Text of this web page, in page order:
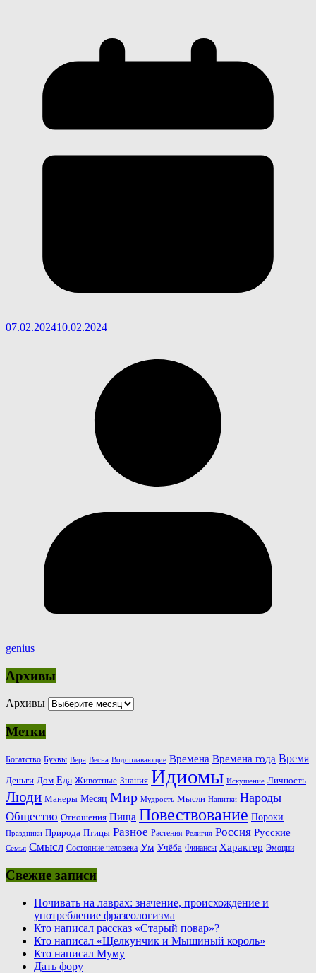
07.02.202410.02.2024
genius
Архивы
Архивы
Метки
Богатство Буквы Вера Весна Водоплавающие Времена Времена года Время
Деньги Дом Еда Животные Знания Идиомы Искушение Личность
Люди Манеры Месяц Мир Мудрость Мысли Напитки Народы
Общество Отношения Пища Повествование Пороки
Праздники Природа Птицы Разное Растения Религия Россия Русские
Семья Смысл Состояние человека Ум Учёба Финансы Характер Эмоции
Свежие записи
Почивать на лаврах: значение, происхождение и
употребление фразеологизма
Кто написал рассказ «Старый повар»?
Кто написал «Щелкунчик и Мышиный король»
Кто написал Муму
Дать фору